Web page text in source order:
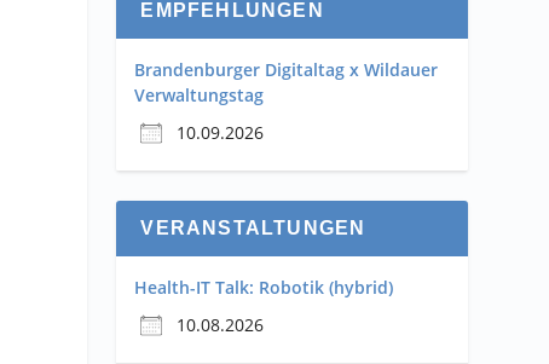
EMPFEHLUNGEN
Brandenburger Digitaltag x Wildauer
Verwaltungstag
10.09.2026
VERANSTALTUNGEN
Health-IT Talk: Robotik (hybrid)
10.08.2026